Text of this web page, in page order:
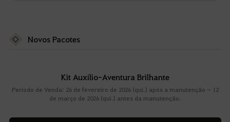
Novos Pacotes
Kit Auxílio-Aventura Brilhante
Período de Venda: 26 de fevereiro de 2026 (qui.) após a manutenção ~ 12
de março de 2026 (qui.) antes da manutenção.